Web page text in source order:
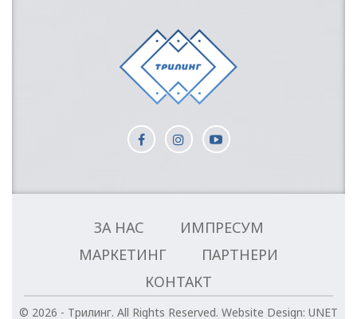
ЗА НАС
ИМПРЕСУМ
МАРКЕТИНГ
ПАРТНЕРИ
КОНТАКТ
© 2026 - Трилинг. All Rights Reserved. Website Design: UNET